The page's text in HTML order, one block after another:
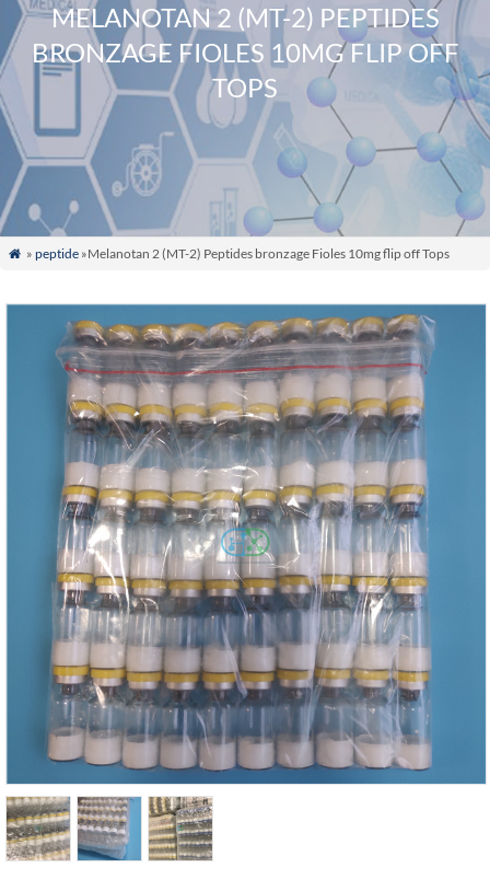
MELANOTAN 2 (MT-2) PEPTIDES
BRONZAGE FIOLES 10MG FLIP OFF
TOPS
 » peptide»Melanotan 2 (MT-2) Peptides bronzage Fioles 10mg flip off Tops